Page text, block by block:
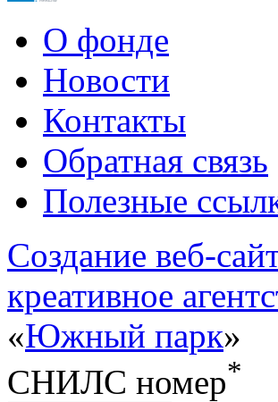
О фонде
Новости
Контакты
Обратная связь
Полезные
Cоздание веб-
креативное
«Южный парк»
СНИЛС номер*